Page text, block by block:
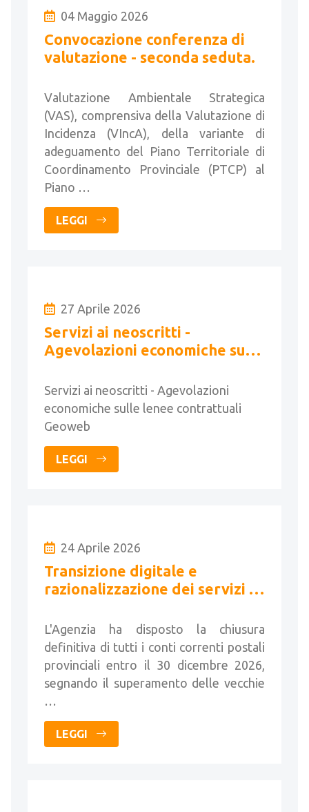
04 Maggio 2026
Convocazione conferenza di
valutazione - seconda seduta.
Valutazione Ambientale Strategica
(VAS), comprensiva della Valutazione di
Incidenza (VIncA), della variante di
adeguamento del Piano Territoriale di
Coordinamento Provinciale (PTCP) al
Piano …
LEGGI
27 Aprile 2026
Servizi ai neoscritti -
Agevolazioni economiche sulle
Servizi ai neoscritti - Agevolazioni
economiche sulle lenee contrattuali
Geoweb
LEGGI
24 Aprile 2026
Transizione digitale e
razionalizzazione dei servizi di
L'Agenzia ha disposto la chiusura
definitiva di tutti i conti correnti postali
provinciali entro il 30 dicembre 2026,
segnando il superamento delle vecchie
…
LEGGI